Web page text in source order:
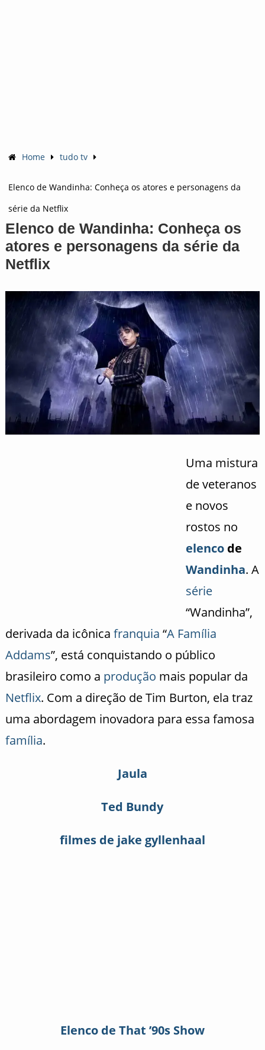
Home tudo tv
Elenco de Wandinha: Conheça os atores e personagens da
série da Netflix
Elenco de Wandinha: Conheça os
atores e personagens da série da
Netflix
Uma mistura
de veteranos
e novos
rostos no
elencode
Wandinha. A
série
“Wandinha”,
derivada da icônica franquia “A Família
Addams”, está conquistando o público
brasileiro como a produção mais popular da
Netflix. Com a direção de Tim Burton, ela traz
uma abordagem inovadora para essa famosa
família.
Jaula
Ted Bundy
filmes de jake gyllenhaal
Elenco de That ’90s Show